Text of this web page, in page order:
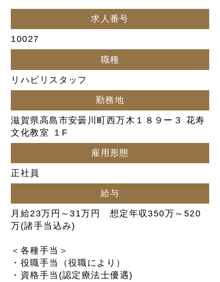
求人番号
10027
職種
リハビリスタッフ
勤務地
滋賀県高島市安曇川町西万木１８９ー３ 花寿
文化教室 １F
雇用形態
正社員
給与
月給23万円～31万円 想定年収350万～520
万(諸手当込み)
＜各種手当＞
・役職手当（役職により）
・資格手当(認定療法士優遇)